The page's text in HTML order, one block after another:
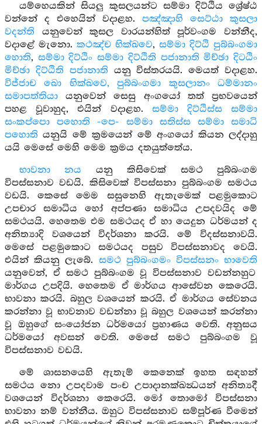
යම්හෙයකින් සියලු කුසලයන්ට සම්මා දිට්ඨිය ශ්‍රේෂ්ඨ
වන්නේ ද එහෙයින් වදාළහ. පඤ්ඤාහි සෙට්ඨා කුසලා
වදන්ති යනුවෙන් කුසල වාරයන්හිත් පූර්වංගම වන්නීද,
වදාළේ මැනො. කථඤ්ච භික්ඛවෙ, සම්මා දිට්ඨි පුබ්බංගමා
හොති, සම්මා දිට්ඨිං සම්මා දිට්ඨිති පජානාති මිච්ඡා දිටඨිං
මිච්ඡා දිට්ඨිති පජානාති යනු විස්තරයයි. මෙයත් වදාළහ.
විජ්ජාච ඛො භික්ඛවෙ, පුබ්බංගමා කුසලානං ධම්මානං
සමාපත්තියා යනුවෙන් සෙසු අංගයෝ තත් ප්‍රභවයෙන්
පහළ වූවාහුද, එයින් වදාළහ. සම්මා දිට්ඨිස්ස සම්මා
සංකප්පො පහොති -පෙ- සම්මා සතිස්ස සම්මා සමාධි
පහොති යනුයි මේ ක්‍රමයෙන් මේ අංගයෝ කියන ලද්දාහු
යයි මෙසේ මෙහි මෙම ක්‍රමය දතයුත්තේය.
භාවනා නය යනු කිසිවෙක් සමථ පුබ්බංගම
විපස්සනාව වඩයි. කිසිවෙක් විපස්සනා පුබ්බංගම සමථය
වඩයි. කෙසේ මෙම සසුනෙහි ඇතැමෙක් පළමුකොට
උපචාර සමාධිය හෝ අප්පණා සමාධිය උපදවයිද මේ
සමථයයි. හෙතෙම එම සමථයද ඒ හා යෙදුන ධර්මයන් ද
අනිත්‍යාදි වශයෙන් විදර්ශනා කරයි. මේ විදස්සනාවයි.
මෙසේ පළමුකොට සමථයද පසුව විපස්සනාවද වෙයි.
එයින් කියනු ලැබේ. සමථ පුබ්බංගමං විපස්සනං භාවෙති
යනුවෙන්, ඒ සමථ පුබ්බංගම වූ විපස්සනාව වඩන්නහුට
මාර්ගය උපදියි. හෙතෙම ඒ මාර්ගය ආසේවන කෙරෙයි.
භාවනා කරයි. බහුල වශයෙන් කරයි. ඒ මාර්ගය සේවනය
කරන්නා වූ භාවනාව වඩන්නා වූ බහුල වශයෙන් කරන්නා
වූ ඔහුගේ සංයෝජන ධර්මයෝ ප්‍රහාණය වෙති. අනුසය
ධර්මයෝ අවසන් වෙති. මෙසේ සමථ පුබ්බංගම වූ
විපස්සනාව වඩයි.
මේ ශාසනයෙහි ඇතැම් කෙනෙක් ඉහත සඳහන්
සමථය නො උපදවාම පංච උපාදානක්ඛන්‍ධයන් අනිත්‍යදී
වශයෙන් විදර්ශනා කෙරෙයි. මෝ තොමෝ විපස්සනා
භාවනා නම් වන්නීය. ඔහුට විපස්සනාව සම්පූර්ණ වීමෙන්